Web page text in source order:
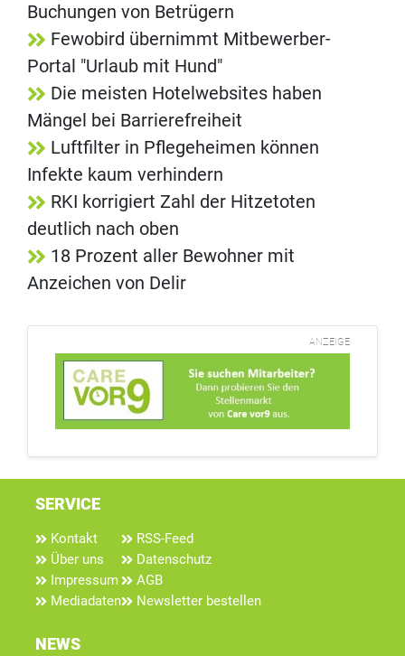
Buchungen von Betrügern
Fewobird übernimmt Mitbewerber-
Portal "Urlaub mit Hund"
Die meisten Hotelwebsites haben
Mängel bei Barrierefreiheit
Luftfilter in Pflegeheimen können
Infekte kaum verhindern
RKI korrigiert Zahl der Hitzetoten
deutlich nach oben
18 Prozent aller Bewohner mit
Anzeichen von Delir
ANZEIGE
SERVICE
Kontakt
Über uns
Impressum
Mediadaten
RSS-Feed
Datenschutz
AGB
Newsletter bestellen
NEWS